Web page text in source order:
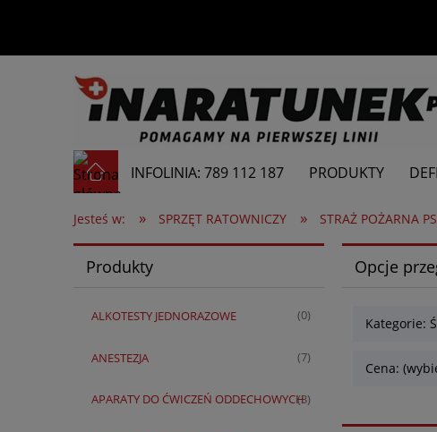
INFOLINIA: 789 112 187 PRODUKTY
Jesteś w: » SPRZĘT RATOWNICZY » STRAŻ POŻARNA
Produkty
ALKOTESTY JEDNORAZOWE (0)
ANESTEZJA (7)
APARATY DO ĆWICZEŃ ODDECHOWYCH(3)
Opcje
Kategorie:
Cena: